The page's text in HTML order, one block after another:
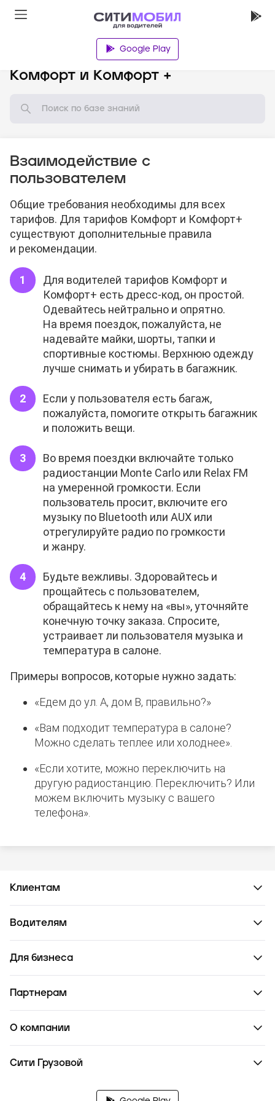
Google Play
Комфорт и Комфорт +
Взаимодействие с
пользователем
Общие требования необходимы для всех
тарифов. Для тарифов Комфорт и Комфорт+
существуют дополнительные правила
и рекомендации.
Для водителей тарифов Комфорт и
Комфорт+ есть дресс-код, он простой.
Одевайтесь нейтрально и опрятно.
На время поездок, пожалуйста, не
надевайте майки, шорты, тапки и
спортивные костюмы. Верхнюю одежду
лучше снимать и убирать в багажник.
Если у пользователя есть багаж,
пожалуйста, помогите открыть багажник
и положить вещи.
Во время поездки включайте только
радиостанции Monte Carlo или Relax FM
на умеренной громкости. Если
пользователь просит, включите его
музыку по Bluetooth или AUX или
отрегулируйте радио по громкости
и жанру.
Будьте вежливы. Здоровайтесь и
прощайтесь с пользователем,
обращайтесь к нему на «вы», уточняйте
конечную точку заказа. Спросите,
устраивает ли пользователя музыка и
температура в салоне.
Примеры вопросов, которые нужно задать:
«Едем до ул. А, дом В, правильно?»
«Вам подходит температура в салоне?
Можно сделать теплее или холоднее».
«Если хотите, можно переключить на
другую радиостанцию. Переключить? Или
можем включить музыку с вашего
телефона».
Клиентам
Водителям
Для бизнеса
Партнерам
О компании
Сити Грузовой